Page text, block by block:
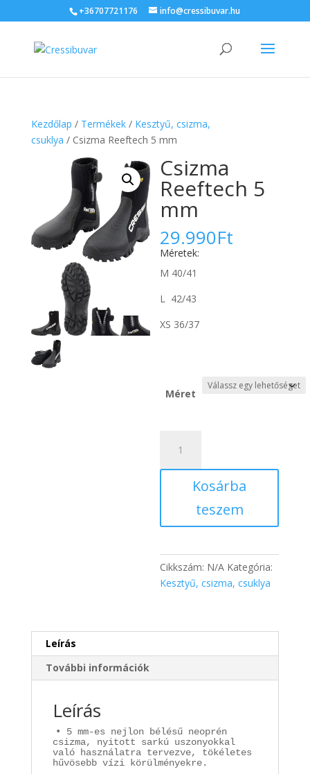
+36707721176 info@cressibuvar.hu
Kezdőlap / Termékek/ Kesztyű, csizma,
csuklya / Csizma Reeftech 5 mm
Csizma
Reeftech 5
mm
29.990Ft
Méretek:
M 40/41
L 42/43
XS 36/37
Méret
Reeftech
5
mennyiség
Kosárba
teszem
Cikkszám: N/A Kategória:
Kesztyű, csizma, csuklya
Leírás
További információk
Leírás
• 5 mm-es nejlon bélésű neoprén
csizma, nyitott sarkú uszonyokkal
való használatra tervezve, tökéletes
hűvösebb vízi körülményekre.